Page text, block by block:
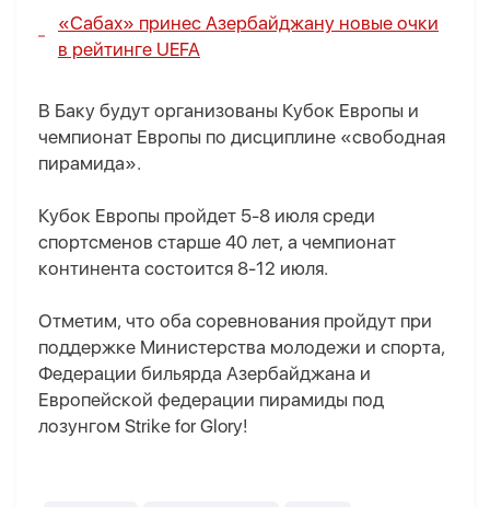
«Сабах» принес Азербайджану новые очки
в рейтинге UEFA
В Баку будут организованы Кубок Европы и
чемпионат Европы по дисциплине «свободная
пирамида».
Кубок Европы пройдет 5-8 июля среди
спортсменов старше 40 лет, а чемпионат
континента состоится 8-12 июля.
Отметим, что оба соревнования пройдут при
поддержке Министерства молодежи и спорта,
Федерации бильярда Азербайджана и
Европейской федерации пирамиды под
лозунгом Strike for Glory!